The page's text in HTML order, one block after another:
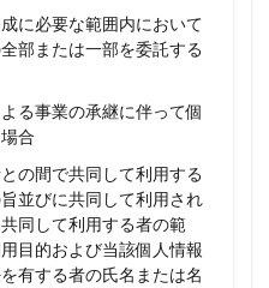
に必要な範囲内において
部または一部を委託する
る事業の承継に伴って個
合
の間で共同して利用する
並びに共同して利用され
同して利用する者の範
目的および当該個人情報
有する者の氏名または名